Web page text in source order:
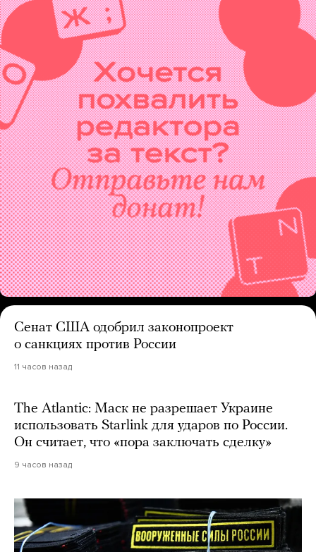
Сенат США одобрил законопроект
о санкциях против России
11 часов назад
The Atlantic: Маск не разрешает Украине
использовать Starlink для ударов по России.
Он считает, что «пора заключать сделку»
9 часов назад